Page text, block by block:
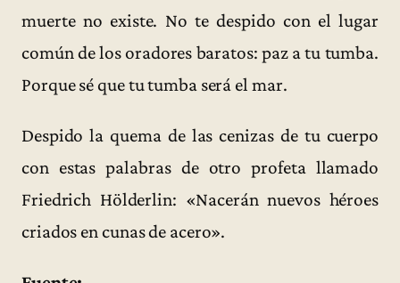
muerte no existe. No te despido con el lugar
común de los oradores baratos: paz a tu tumba.
Porque sé que tu tumba será el mar.
Despido la quema de las cenizas de tu cuerpo
con estas palabras de otro profeta llamado
Friedrich Hölderlin: «Nacerán nuevos héroes
criados en cunas de acero».